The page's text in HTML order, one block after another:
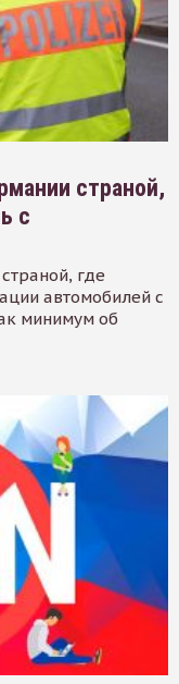
страной,
с
где
автомобилей с
минимум об